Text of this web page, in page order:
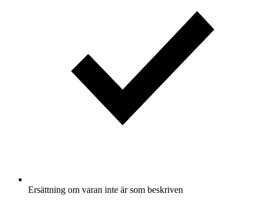
Ersättning om varan inte är som beskriven